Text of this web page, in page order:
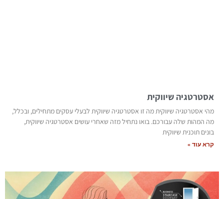
אסטרטגיה שיווקית
מהי אסטרטגיה שיווקית מה זו אסטרטגיה שיווקית לבעלי עסקים מתחילים, ובכלל,
מה המהות שלה עבורכם. בואו נתחיל מזה שאחרי עושים אסטרטגיה שיווקית,
בונים תוכנית שיווקית
קרא עוד »